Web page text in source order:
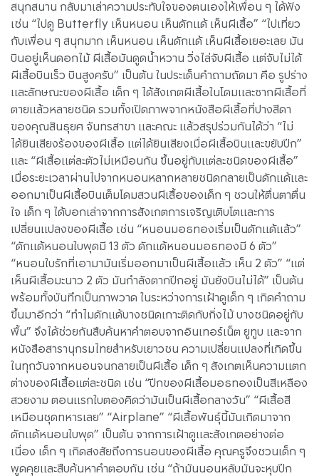
สนุกสนาน กลับมาเล่าความประทับใจของตนเองให้เพื่อน ๆ ได้ฟัง
เช่น “ไปดู Butterfly เห็นหนอน เห็นดักแด้ เห็นผีเสื้อ” “ไปเที่ยว
กับเพื่อน ๆ สนุกมาก เห็นหนอน เห็นดักแด้ เห็นผีเสื้อเยอะเลย มัน
บินอยู่เห็นดอกไม้ ผีเสื้อมันดูดน้ำหวาน วิ่งไล่จับผีเสื้อ แต่จับไม่ได้
ผีเสื้อบินเร็ว บินสูงครับ” เป็นต้น ในประเด็นคำถามถัดมา คือ รูปร่าง
และลักษณะของผีเสื้อ เด็ก ๆ ได้สังเกตผีเสื้อในโดมและซากผีเสื้อที่
ตายแล้วหลายชนิด รวมทั้งเปิดภาพจากหนังสือผีเสื้อที่ปางสีดา
ของคุณสินธุยศ จันทรสาขา และคณะ แล้วสรุปร่วมกันได้ว่า “ไม่
ได้ยินเสียงร้องของผีเสื้อ แต่ได้ยินเสียงเมื่อผีเสื้อบินและขยับปีก”
และ “ผีเสื้อแต่ละตัวไม่เหมือนกัน ขึ้นอยู่กับแต่ละชนิดของผีเสื้อ”
เมื่อระยะเวลาผ่านไปจากหนอนหลากหลายชนิดกลายเป็นดักแด้และ
ออกมาเป็นผีเสื้อบินเต็มโดมสวนผีเสื้อของเด็ก ๆ ชวนให้ตื่นตาตื่น
ใจ เด็ก ๆ ได้บอกเล่าจากการสังเกตการเจริญเติบโตและการ
เปลี่ยนแปลงของผีเสื้อ เช่น “หนอนมอธทองเริ่มเป็นดักแด้แล้ว”
“ดักแด้หนอนใบพุดมี 13 ตัว ดักแด้หนอนมอธทองมี 6 ตัว”
“หนอนใบรักที่เอามามันเริ่มออกมาเป็นผีเสื้อแล้ว เห็น 2 ตัว” “แต่
เห็นผีเสื้อมะนาว 2 ตัว มันกำลังตากปีกอยู่ มันยังบินไม่ได้” เป็นต้น
พร้อมทั้งบันทึกเป็นภาพวาด ในระหว่างการเฝ้าดูเด็ก ๆ เกิดคำถาม
ขึ้นมาอีกว่า “ทำไมดักแด้บางชนิดเกาะติดกับกิ่งไม้ บางชนิดอยู่กับ
พื้น” จึงได้ช่วยกันสืบค้นหาคำตอบจากอินเทอร์เน็ต ยูทูบ และจาก
หนังสือสารานุกรมไทยสำหรับเยาวชน ความเปลี่ยนแปลงที่เกิดขึ้น
ในทุกวันจากหนอนจนกลายเป็นผีเสื้อ เด็ก ๆ สังเกตเห็นความแตก
ต่างของผีเสื้อแต่ละชนิด เช่น “ปีกของผีเสื้อมอธทองเป็นสีเหลือง
สวยงาม ตอนแรกใบตองคิดว่ามันเป็นผีเสื้อกลางวัน” “ผีเสื้อสี
เหมือนชุดทหารเลย” “Airplane” “ผีเสื้อพันธุ์นี้มันเกิดมาจาก
ดักแด้หนอนใบพุด” เป็นต้น จากการเฝ้าดูและสังเกตอย่างต่อ
เนื่อง เด็ก ๆ เกิดสงสัยถึงการนอนของผีเสื้อ คุณครูจึงชวนเด็ก ๆ
พูดคุยและสืบค้นหาคำตอบกัน เช่น “ถ้ามันนอนหลับมันจะหุบปีก